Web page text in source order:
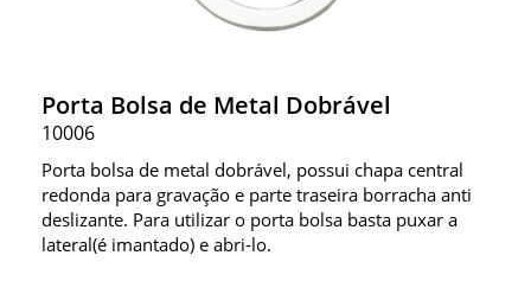
Porta Bolsa de Metal Dobrável
10006
Porta bolsa de metal dobrável, possui chapa central
redonda para gravação e parte traseira borracha anti
deslizante. Para utilizar o porta bolsa basta puxar a
lateral(é imantado) e abri-lo.